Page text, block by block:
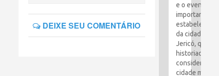
DEIXE SEU COMENTÁRIO
e o evento
importante
da cidade de
Jericó, que os
historiadores
consideram a
cidade mais